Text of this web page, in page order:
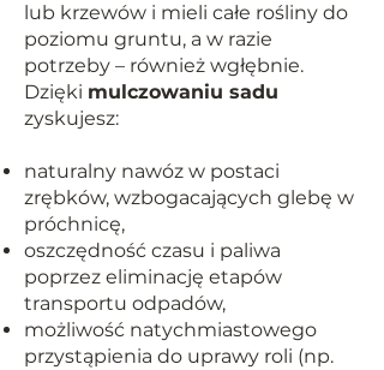
lub krzewów i mieli całe rośliny do
poziomu gruntu, a w razie
potrzeby – również wgłębnie.
Dzięki mulczowaniu sadu
zyskujesz:
naturalny nawóz w postaci
zrębków, wzbogacających glebę w
próchnicę,
oszczędność czasu i paliwa
poprzez eliminację etapów
transportu odpadów,
możliwość natychmiastowego
przystąpienia do uprawy roli (np.